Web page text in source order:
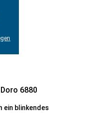
6880
ein blinkendes